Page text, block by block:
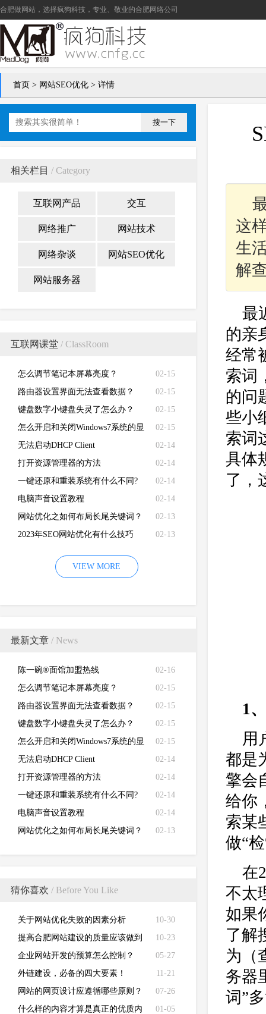
合肥做网站 ，选择疯狗科技，专业、敬业的合肥网络公司
首页 > 网站SEO优化 > 详情
搜一下
相关栏目 / Category
互联网产品 交互
网络推广 网站技术
网络杂谈 网站SEO优化
网站服务器
互联网课堂 / ClassRoom
02-15
怎么调节笔记本屏幕亮度？
02-15
路由器设置界面无法查看数据？
02-15
键盘数字小键盘失灵了怎么办？
02-15
怎么开启和关闭Windows7系统的显
卡硬件加速功能
02-14
无法启动DHCP Client
02-14
打开资源管理器的方法
02-14
一键还原和重装系统有什么不同?
02-14
电脑声音设置教程
02-13
网站优化之如何布局长尾关键词？
02-13
2023年SEO网站优化有什么技巧
VIEW MORE
最新文章 / News
02-16
陈一碗®面馆加盟热线
02-15
怎么调节笔记本屏幕亮度？
02-15
路由器设置界面无法查看数据？
02-15
键盘数字小键盘失灵了怎么办？
02-15
怎么开启和关闭Windows7系统的显
卡硬件加速功能
02-14
无法启动DHCP Client
02-14
打开资源管理器的方法
02-14
一键还原和重装系统有什么不同?
02-14
电脑声音设置教程
02-13
网站优化之如何布局长尾关键词？
猜你喜欢 / Before You Like
10-30
关于网站优化失败的因素分析
10-23
提高合肥网站建设的质量应该做到
哪些方面
05-27
企业网站开发的预算怎么控制？
11-21
外链建设，必备的四大要素！
07-26
网站的网页设计应遵循哪些原则？
01-05
什么样的内容才算是真正的优质内
这
生
解
最
的亲
经常
索词
的问
些小
索词
具体
了，
1
用
都是
擎会
给你
索某
做“
在
不太
如果
了解
为（
务器
词”